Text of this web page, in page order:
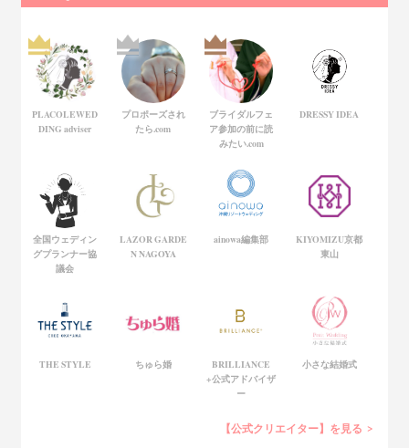
PLACOLEWED
DING adviser
プロポーズされ
たら.com
ブライダルフェ
ア参加の前に読
みたい.com
DRESSY IDEA
全国ウェディン
グプランナー協
議会
LAZOR GARDE
N NAGOYA
ainowa編集部
KIYOMIZU京都
東山
THE STYLE ちゅら婚
BRILLIANCE
+公式アドバイザ
ー
小さな結婚式
【公式クリエイター】を見る